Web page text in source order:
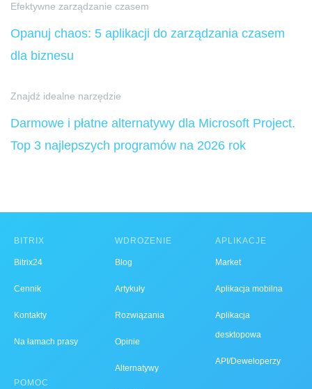
Efektywne zarządzanie czasem
Opanuj chaos: 5 aplikacji do zarządzania czasem
dla biznesu
Znajdź idealne narzędzie
Darmowe i płatne alternatywy dla Microsoft Project.
Top 3 najlepszych programów na 2026 rok
BITRIX
Bitrix24
Cennik
Kontakty
Na łamach prasy
POMOC
WDROŻENIE
Blog
Artykuły
Rozwiązania
Opinie
Alternatywy
APLIKACJE
Market
Aplikacja mobilna
Aplikacja
desktopowa
API/Deweloperzy